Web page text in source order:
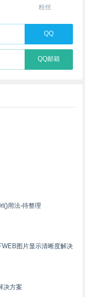
粉丝
QQ
QQ邮箱
用法-待整理
图片显示清晰度解决
决方案